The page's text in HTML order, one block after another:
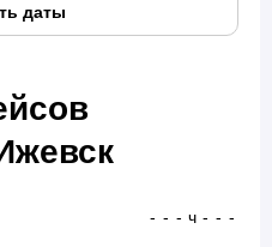
даты
- - - ч - - -